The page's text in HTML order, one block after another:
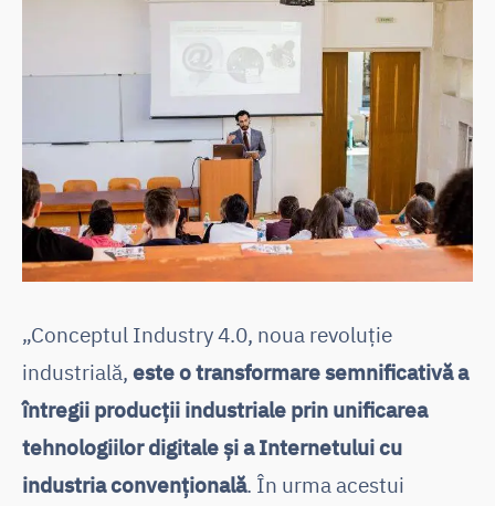
„Conceptul Industry 4.0, noua revoluție
industrială, este o transformare semnificativă a
întregii producții industriale prin unificarea
tehnologiilor digitale și a Internetului cu
industria convențională. În urma acestui